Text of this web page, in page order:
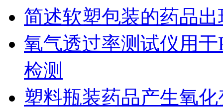
简述软塑包装的药品
氧气透过率测试仪用
检测
塑料瓶装药品产生氧